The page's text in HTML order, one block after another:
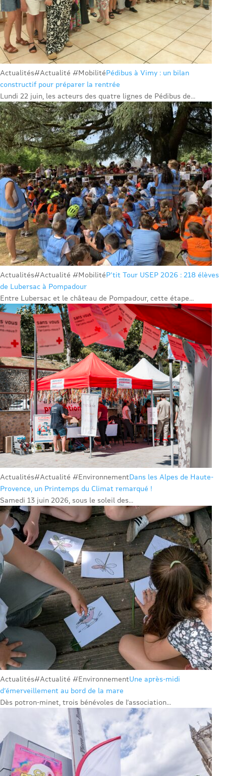
Actualités#Actualité #MobilitéPédibus à Vimy : un bilan
constructif pour préparer la rentrée
Lundi 22 juin, les acteurs des quatre lignes de Pédibus de...
Actualités#Actualité #MobilitéP’tit Tour USEP 2026 : 218 élèves
de Lubersac à Pompadour
Entre Lubersac et le château de Pompadour, cette étape...
Actualités#Actualité #EnvironnementDans les Alpes de Haute-
Provence, un Printemps du Climat remarqué !
Samedi 13 juin 2026, sous le soleil des...
Actualités#Actualité #EnvironnementUne après-midi
d’émerveillement au bord de la mare
Dès potron-minet, trois bénévoles de l’association...